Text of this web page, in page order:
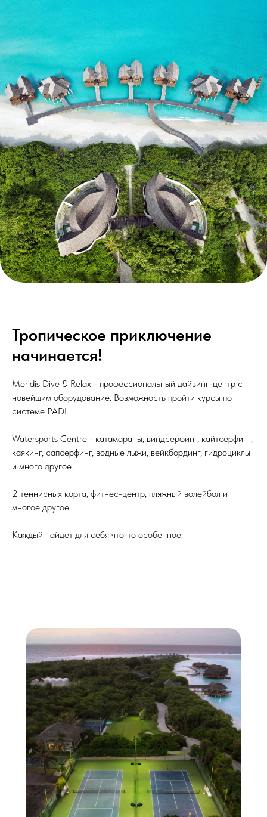
Тропическое приключение
начинается!
Meridis Dive & Relax - профессиональный дайвинг-центр с
новейшим оборудование. Возможность пройти курсы по
системе PADI.
Watersports Centre - катамараны, виндсерфинг, кайтсерфинг,
каякинг, сапсерфинг, водные лыжи, вейкбординг, гидроциклы
и много другое.
2 теннисных корта, фитнес-центр, пляжный волейбол и
многое другое.
Каждый найдет для себя что-то особенное!